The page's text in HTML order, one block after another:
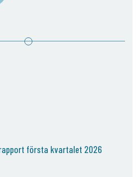
första kvartalet 2026